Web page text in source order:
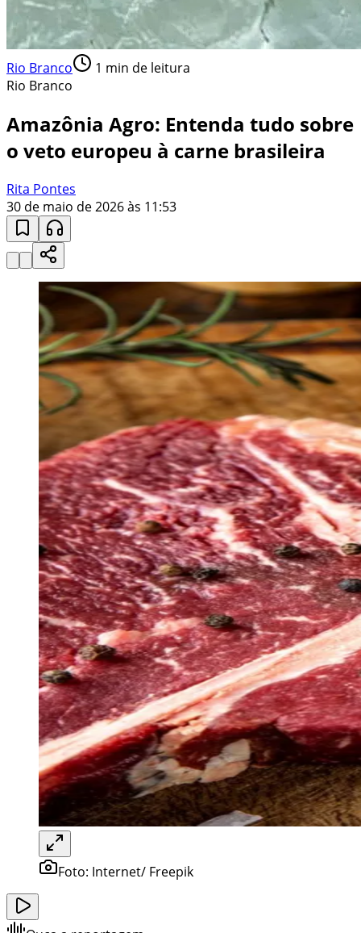
Rio Branco 1 min de leitura
Rio Branco
Amazônia Agro: Entenda tudo sobre
o veto europeu à carne brasileira
Rita Pontes
30 de maio de 2026 às 11:53
Foto: Internet/ Freepik